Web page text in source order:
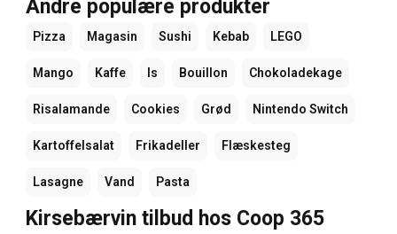
Andre populære produkter
Pizza Magasin Sushi Kebab LEGO
Mango Kaffe Is Bouillon Chokoladekage
Risalamande Cookies Grød Nintendo Switch
Kartoffelsalat Frikadeller Flæskesteg
Lasagne Vand Pasta
Kirsebærvin tilbud hos Coop 365